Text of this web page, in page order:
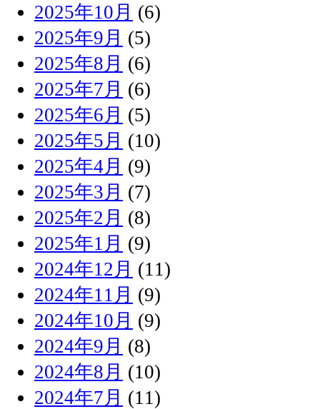
2025年10月 (6)
2025年9月 (5)
2025年8月 (6)
2025年7月 (6)
2025年6月 (5)
2025年5月 (10)
2025年4月 (9)
2025年3月 (7)
2025年2月 (8)
2025年1月 (9)
2024年12月 (11)
2024年11月 (9)
2024年10月 (9)
2024年9月 (8)
2024年8月 (10)
2024年7月 (11)